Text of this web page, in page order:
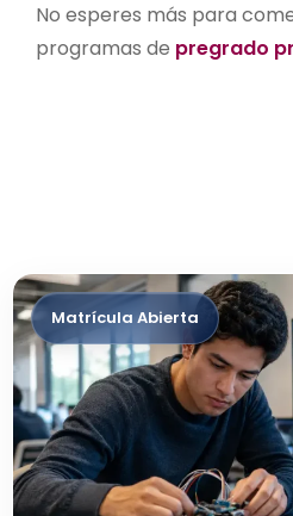
No esperes más para
programas de pregrado